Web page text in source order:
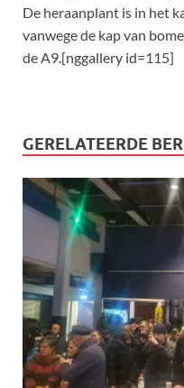
De heraanplant is in het
vanwege de kap van
de A9.[nggallery id=115]
GERELATEERDE